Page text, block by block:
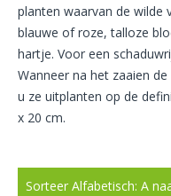
planten waarvan de wilde
blauwe of roze, talloze
hartje. Voor een
Wanneer na het zaaien
u ze uitplanten op de
x 20 cm.
Sorteer Alfabetisch: A